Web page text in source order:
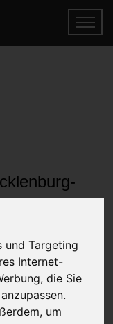
und Targeting
Internet-
die Sie
um
abholen
erhalten